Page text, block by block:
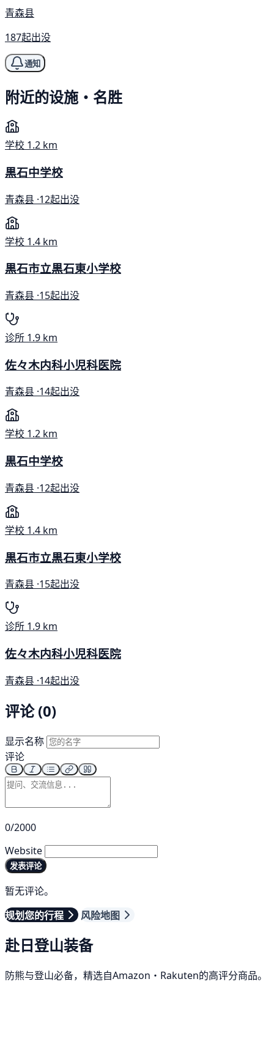
青森县
187起出没
通知
附近的设施・名胜
学校 1.2 km
黒石中学校
青森县 ·12起出没
学校 1.4 km
黒石市立黒石東小学校
青森县 ·15起出没
诊所 1.9 km
佐々木内科小児科医院
青森县 ·14起出没
学校 1.2 km
黒石中学校
青森县 ·12起出没
学校 1.4 km
黒石市立黒石東小学校
青森县 ·15起出没
诊所 1.9 km
佐々木内科小児科医院
青森县 ·14起出没
评论 (0)
显示名称
评论
0/2000
Website
发表评论
暂无评论。
规划您的行程
风险地图
赴日登山装备
防熊与登山必备，精选自Amazon・Rakuten的高评分商品。